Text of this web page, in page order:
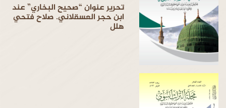
تحرير عنوان “صحيح البخاري” عند
ابن حجر العسقلاني. صلاح فتحي
هلل